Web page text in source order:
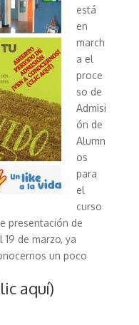
está
en
march
a el
proce
so de
Admisi
ón de
Alumn
os
para
el
curso
presentación de
de marzo, ya
un poco
aquí)